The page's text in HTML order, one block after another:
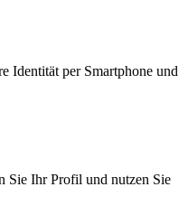
Identität per Smartphone und
Sie Ihr Profil und nutzen Sie